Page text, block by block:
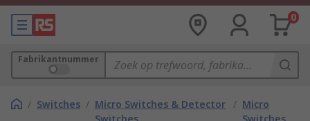
0
Fabrikantnummer
/ Switches / Micro Switches & Detector / Micro